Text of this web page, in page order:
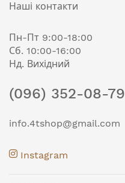
Наші контакти
Пн-Пт 9:00-18:00
Сб. 10:00-16:00
Нд. Вихідний
(096) 352-08-79
info.4tshop@gmail.com
Instagram